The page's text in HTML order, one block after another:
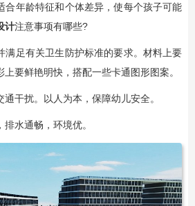
合年龄特征和个体差异，使每个孩子可能
计注意事项有哪些?
足有关卫生防护标准的要求。材料上要
要鲜艳明快，搭配一些卡通图形图案。
干扰。以人为本，保障幼儿安全。
水通畅，环境优。